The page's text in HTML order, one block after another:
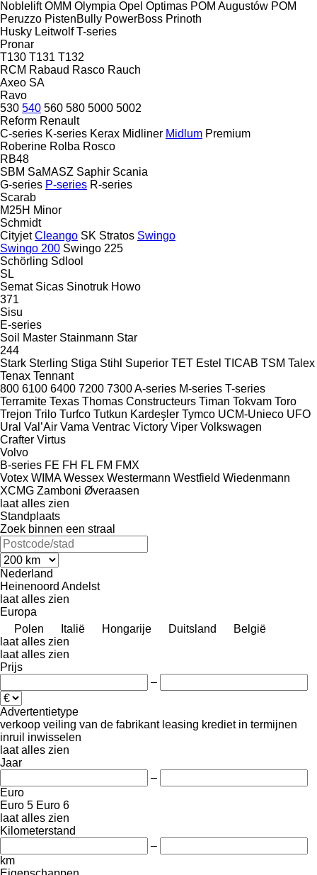
Noblelift OMM Olympia Opel Optimas POM Augustów POM
Peruzzo PistenBully PowerBoss Prinoth
Husky Leitwolf T-series
Pronar
T130 T131 T132
RCM Rabaud Rasco Rauch
Axeo SA
Ravo
530 540 560 580 5000 5002
Reform Renault
C-series K-series Kerax Midliner Midlum Premium
Roberine Rolba Rosco
RB48
SBM SaMASZ Saphir Scania
G-series P-series R-series
Scarab
M25H Minor
Schmidt
Cityjet Cleango SK Stratos Swingo
Swingo 200 Swingo 225
Schörling Sdlool
SL
Semat Sicas Sinotruk Howo
371
Sisu
E-series
Soil Master Stainmann Star
244
Stark Sterling Stiga Stihl Superior TET Estel TICAB TSM Talex
Tenax Tennant
800 6100 6400 7200 7300A-series M-series T-series
Terramite Texas Thomas Constructeurs Timan Tokvam Toro
Trejon Trilo Turfco Tutkun Kardeşler Tymco UCM-Unieco UFO
Ural Val’Air Vama Ventrac Victory Viper Volkswagen
Crafter Virtus
Volvo
B-series FE FH FL FM FMX
Votex WIMA Wessex Westermann Westfield Wiedenmann
XCMG Zamboni Øveraasen
laat alles zien
Standplaats
Zoek binnen een straal
Nederland
Heinenoord Andelst
laat alles zien
Europa
Polen
Italië Hongarije Duitsland
België
laat alles zien
laat alles zien
Prijs
–
Advertentietype
verkoop veiling van de fabrikant leasing krediet in termijnen
inruil inwisselen
laat alles zien
Jaar
–
Euro
Euro 5 Euro 6
laat alles zien
Kilometerstand
–
km